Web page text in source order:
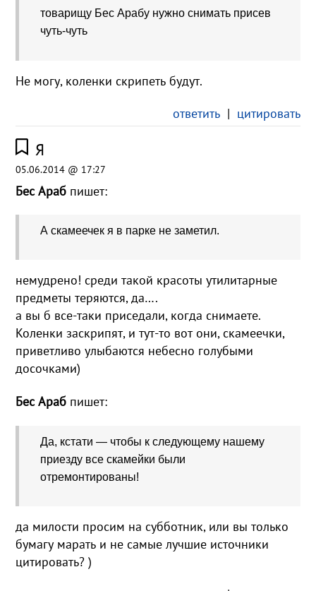
товарищу Бес Арабу нужно снимать присев
чуть-чуть
Не могу, коленки скрипеть будут.
ответить| цитировать
Я
05.06.2014 @ 17:27
Бес Араб пишет:
А скамеечек я в парке не заметил.
немудрено! среди такой красоты утилитарные
предметы теряются, да….
а вы б все-таки приседали, когда снимаете.
Коленки заскрипят, и тут-то вот они, скамеечки,
приветливо улыбаются небесно голубыми
досочками)
Бес Араб пишет:
Да, кстати — чтобы к следующему нашему
приезду все скамейки были
отремонтированы!
да милости просим на субботник, или вы только
бумагу марать и не самые лучшие источники
цитировать? )